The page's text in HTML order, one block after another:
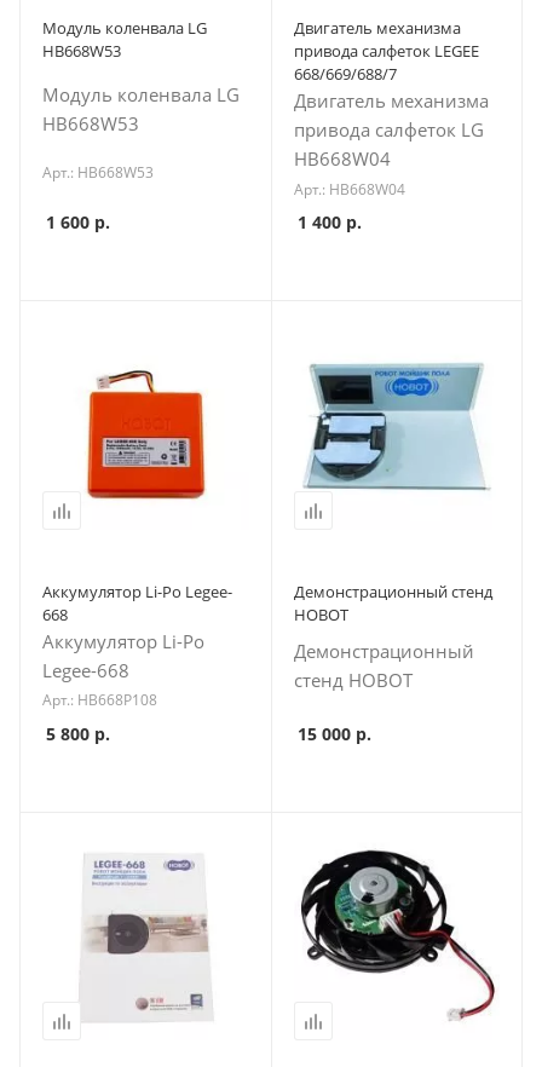
Модуль коленвала LG
HB668W53
Модуль коленвала LG
HB668W53
Арт.: HB668W53
1 600 р.
Двигатель механизма
привода салфеток LEGEE
668/669/688/7
Двигатель механизма
привода салфеток LG
HB668W04
Арт.: HB668W04
1 400р.
Аккумулятор Li-Po Legee-
668
Аккумулятор Li-Po
Legee-668
Арт.: HB668P108
5 800 р.
Демонстрационный стенд
HOBOT
Демонстрационный
стенд HOBOT
15 000р.